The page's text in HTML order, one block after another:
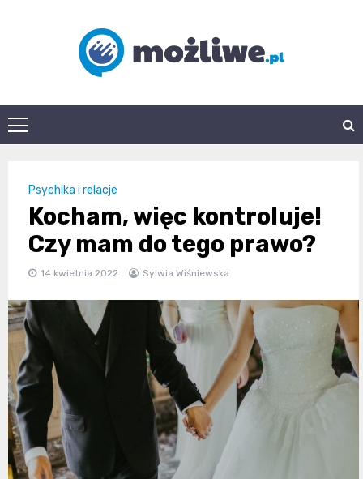
mozliwe.pl
Psychika i relacje
Kocham, więc kontroluje!
Czy mam do tego prawo?
14 kwietnia 2022 Sylwia Wiśniewska